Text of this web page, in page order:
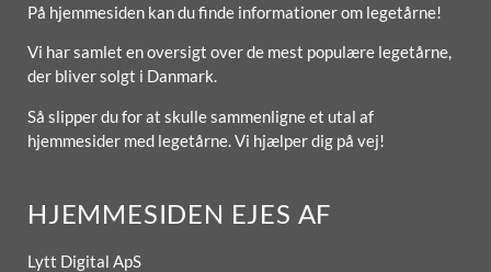
På hjemmesiden kan du finde informationer om legetårne!
Vi har samlet en oversigt over de mest populære legetårne,
der bliver solgt i Danmark.
Så slipper du for at skulle sammenligne et utal af
hjemmesider med legetårne. Vi hjælper dig på vej!
HJEMMESIDEN EJES AF
Lytt Digital ApS